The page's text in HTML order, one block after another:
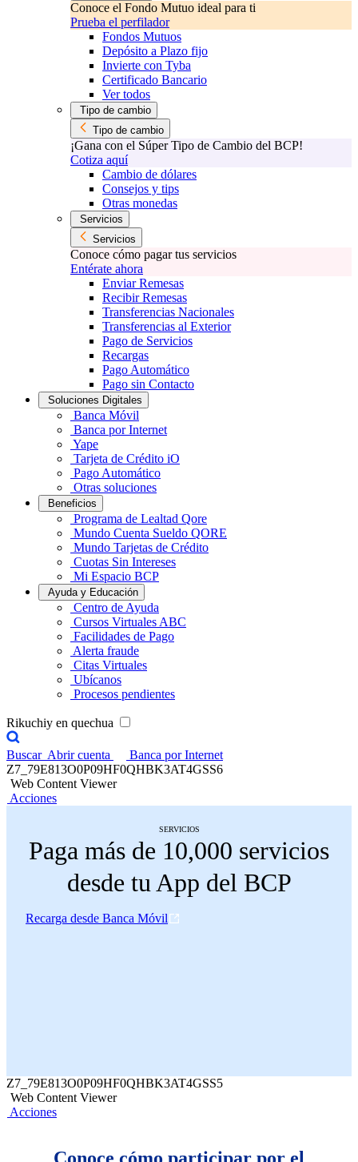
Conoce el Fondo Mutuo ideal para ti
Prueba el perfilador
Fondos Mutuos
Depósito a Plazo fijo
Invierte con Tyba
Certificado Bancario
Ver todos
Tipo de cambio
Tipo de cambio
¡Gana con el Súper Tipo de Cambio del BCP!
Cotiza aquí
Cambio de dólares
Consejos y tips
Otras monedas
Servicios
Servicios
Conoce cómo pagar tus servicios
Entérate ahora
Enviar Remesas
Recibir Remesas
Transferencias Nacionales
Transferencias al Exterior
Pago de Servicios
Recargas
Pago Automático
Pago sin Contacto
Soluciones Digitales
Banca Móvil
Banca por Internet
Yape
Tarjeta de Crédito iO
Pago Automático
Otras soluciones
Beneficios
Programa de Lealtad Qore
Mundo Cuenta Sueldo QORE
Mundo Tarjetas de Crédito
Cuotas Sin Intereses
Mi Espacio BCP
Ayuda y Educación
Centro de Ayuda
Cursos Virtuales ABC
Facilidades de Pago
Alerta fraude
Citas Virtuales
Ubícanos
Procesos pendientes
Rikuchiy en quechua
Buscar Abrir cuenta
Banca por Internet
Z7_79E813O0P09HF0QHBK3AT4GSS6
Web Content Viewer
Acciones
SERVICIOS
Paga más de 10,000 servicios
desde tu App del BCP
Recarga desde Banca Móvil
Z7_79E813O0P09HF0QHBK3AT4GSS5
Web Content Viewer
Acciones